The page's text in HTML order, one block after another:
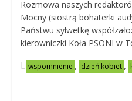
Rozmowa naszych
Mocny (siostrą bohaterki
Państwu sylwetkę
kierowniczki Koła PSONI w
wspomnienie , dzień kobiet ,